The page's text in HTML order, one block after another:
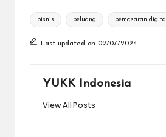
Tags:
bisnis peluang pemasaran digital
Last updated on 02/07/2024
YUKK Indonesia
View All Posts